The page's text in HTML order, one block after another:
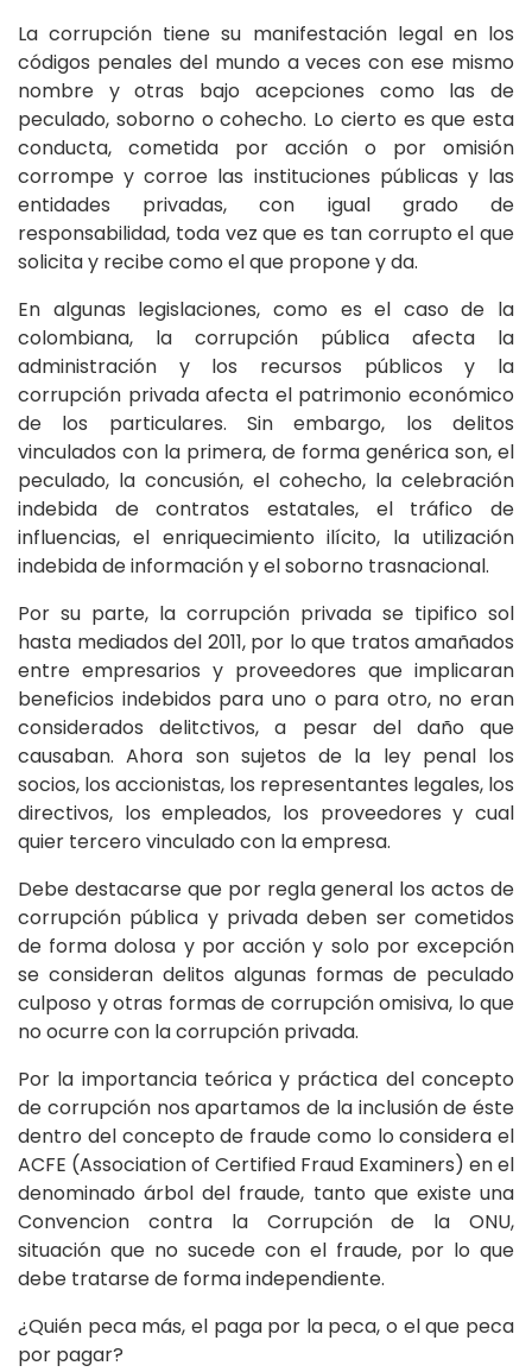
La corrupción tiene su manifestación legal en los
códigos penales del mundo a veces con ese mismo
nombre y otras bajo acepciones como las de
peculado, soborno o cohecho. Lo cierto es que esta
conducta, cometida por acción o por omisión
corrompe y corroe las instituciones públicas y las
entidades privadas, con igual grado de
responsabilidad, toda vez que es tan corrupto el que
solicita y recibe como el que propone y da.
En algunas legislaciones, como es el caso de la
colombiana, la corrupción pública afecta la
administración y los recursos públicos y la
corrupción privada afecta el patrimonio económico
de los particulares. Sin embargo, los delitos
vinculados con la primera, de forma genérica son, el
peculado, la concusión, el cohecho, la celebración
indebida de contratos estatales, el tráfico de
influencias, el enriquecimiento ilícito, la utilización
indebida de información y el soborno trasnacional.
Por su parte, la corrupción privada se tipifico sol
hasta mediados del 2011, por lo que tratos amañados
entre empresarios y proveedores que implicaran
beneficios indebidos para uno o para otro, no eran
considerados delitctivos, a pesar del daño que
causaban. Ahora son sujetos de la ley penal los
socios, los accionistas, los representantes legales, los
directivos, los empleados, los proveedores y cual
quier tercero vinculado con la empresa.
Debe destacarse que por regla general los actos de
corrupción pública y privada deben ser cometidos
de forma dolosa y por acción y solo por excepción
se consideran delitos algunas formas de peculado
culposo y otras formas de corrupción omisiva, lo que
no ocurre con la corrupción privada.
Por la importancia teórica y práctica del concepto
de corrupción nos apartamos de la inclusión de éste
dentro del concepto de fraude como lo considera el
ACFE (Association of Certified Fraud Examiners) en el
denominado árbol del fraude, tanto que existe una
Convencion contra la Corrupción de la ONU,
situación que no sucede con el fraude, por lo que
debe tratarse de forma independiente.
¿Quién peca más, el paga por la peca, o el que peca
por pagar?